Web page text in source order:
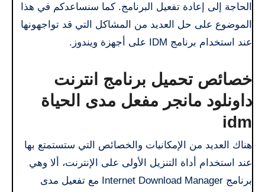
الحاجة إلى إعادة تفعيل البرنامج. كما سنساعدكم في هذا
الموضوع على حل العديد من المشاكل التي قد تواجهونها
عند استخدام برنامج IDM على أجهزة ويندوز.
خصائص تحميل برنامج انترنت
داونلود مانجر مفعل مدى الحياة
idm
هناك العديد من الإمكانيات والخصائص التي ستستمتع بها
عند استخدام أداة التنزيل الأولى على الإنترنت، ألا وهي
برنامج Internet Download Manager مع تفعيل مدى